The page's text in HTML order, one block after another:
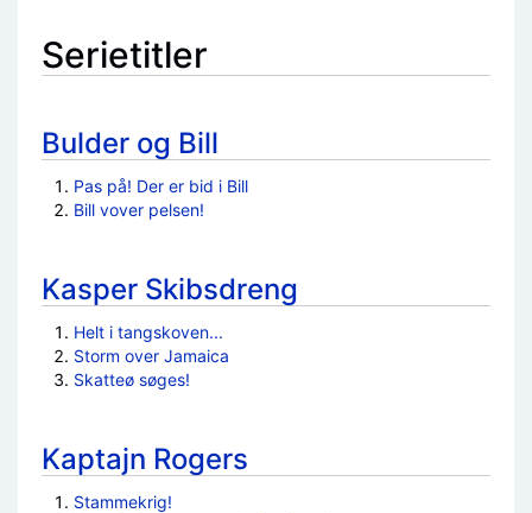
Serietitler
Bulder og Bill
Pas på! Der er bid i Bill
Bill vover pelsen!
Kasper Skibsdreng
Helt i tangskoven...
Storm over Jamaica
Skatteø søges!
Kaptajn Rogers
Stammekrig!